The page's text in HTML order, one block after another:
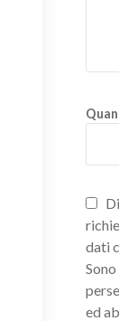
dati
ed